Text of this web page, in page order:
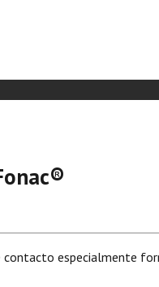
contacto especialmente